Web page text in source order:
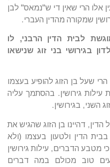
אלו הרי שאין די ש"נמאס" לבן
שמקורה מהדין העברי.
לבית הדין הרבני, לו
בגירושי בני זוג שנישאו
הרי שעל בן הזוג להופיע בעצמו
גירושין. בהסתמך עליה
השני, בגירושין.
דהיינו בן הזוג שהגיש את
הדין ולטעון בעצמו (ולא
מטבע הדברים, עילות גירושין
טוב מכולם במה דברים